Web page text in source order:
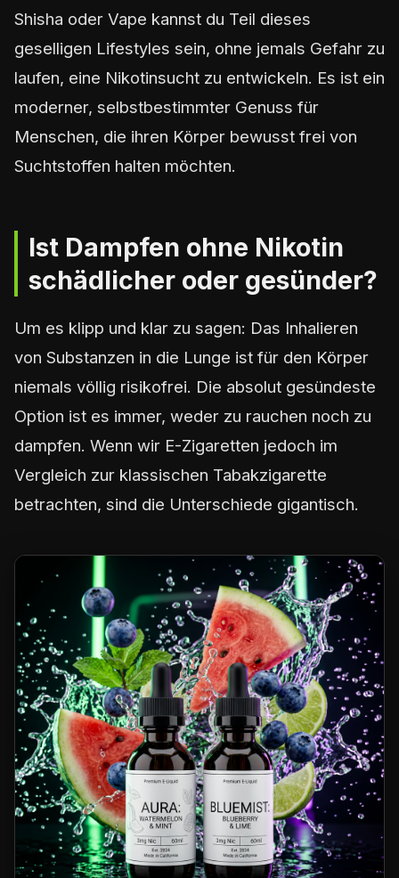
Shisha oder Vape kannst du Teil dieses
geselligen Lifestyles sein, ohne jemals Gefahr zu
laufen, eine Nikotinsucht zu entwickeln. Es ist ein
moderner, selbstbestimmter Genuss für
Menschen, die ihren Körper bewusst frei von
Suchtstoffen halten möchten.
Ist Dampfen ohne Nikotin
schädlicher oder gesünder?
Um es klipp und klar zu sagen: Das Inhalieren
von Substanzen in die Lunge ist für den Körper
niemals völlig risikofrei. Die absolut gesündeste
Option ist es immer, weder zu rauchen noch zu
dampfen. Wenn wir E-Zigaretten jedoch im
Vergleich zur klassischen Tabakzigarette
betrachten, sind die Unterschiede gigantisch.